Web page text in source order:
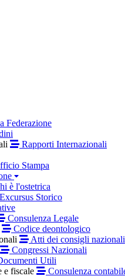
Federazione
Rapporti Internazionali
Stampa
è l'ostetrica
Excursus Storico
Consulenza Legale
Codice deontologico
Atti dei consigli nazionali
Congressi Nazionali
Utili
e fiscale
Consulenza